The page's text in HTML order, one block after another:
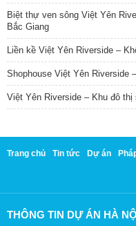
Biệt thự ven sông Việt Yên
Bắc Giang
Liền kề Việt Yên Riverside –
Shophouse Việt Yên
Việt Yên Riverside – Khu đô
Trang chủ Tin tức Dự án
THÔNG TIN DỰ ÁN HÀ